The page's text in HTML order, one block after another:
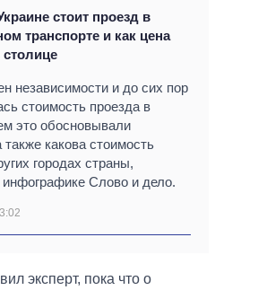
стоит проезд в
транспорте и как цена
независимости и до сих пор
стоимость проезда в
это обосновывали
также какова стоимость
городах страны,
инфографике Слово и дело.
эксперт, пока что о